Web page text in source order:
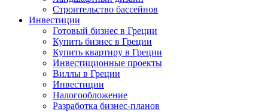
Строительство бассейнов
Инвестиции
Готовый бизнес в Греции
Купить бизнес в Греции
Купить квартиру в Греции
Инвестиционные проекты
Виллы в Греции
Инвестиции
Налогообложение
Разработка бизнес-планов